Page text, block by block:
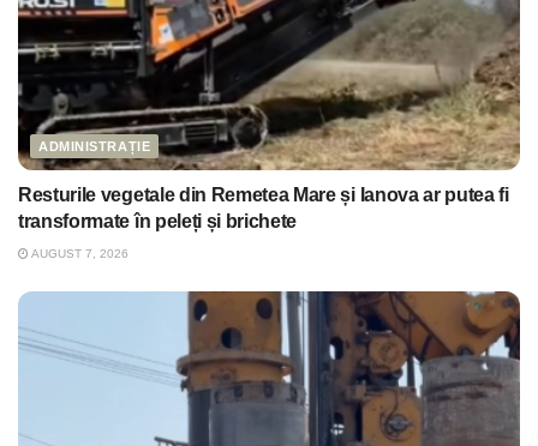
ADMINISTRAȚIE
Resturile vegetale din Remetea Mare și Ianova ar putea fi
transformate în peleți și brichete
AUGUST 7, 2026